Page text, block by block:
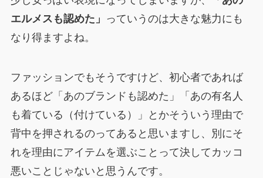
エルメスも認めた」 っていうのは大きな魅力にも
なり得ますよね。
ファッションでもそうですけど、初心者であれば
あるほど「あのブランドも認めた」「あの有名人
も着ている（付けている）」とかそういう理由で
背中を押されるのってあると思いますし、別にそ
れを理由にアイテムを選ぶことって決してカッコ
悪いことじゃないと思うんです。